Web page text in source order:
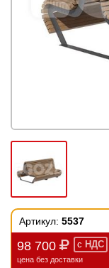
Артикул: 5537
98 700 с НДС
цена без доставки